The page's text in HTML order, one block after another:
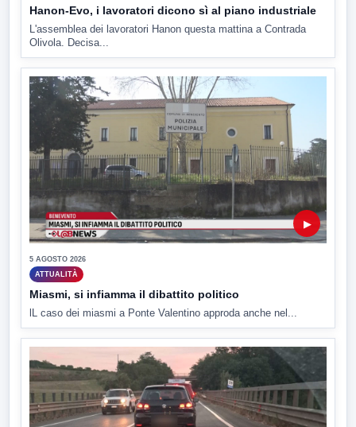
Hanon-Evo, i lavoratori dicono sì al piano industriale
L'assemblea dei lavoratori Hanon questa mattina a Contrada
Olivola. Decisa...
▶
5 AGOSTO 2026
ATTUALITÀ
Miasmi, si infiamma il dibattito politico
lL caso dei miasmi a Ponte Valentino approda anche nel...